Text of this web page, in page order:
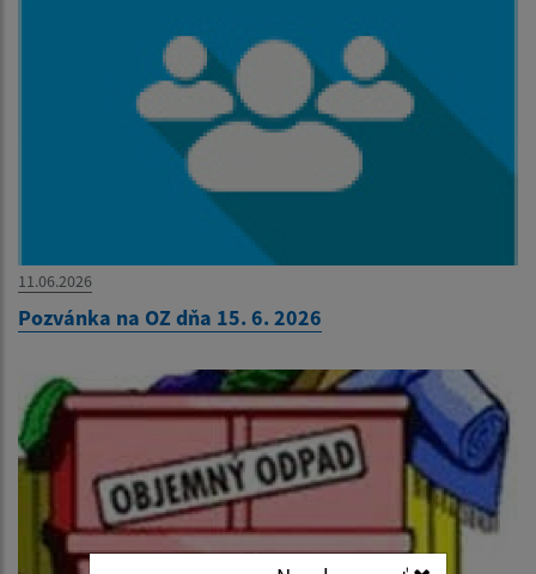
11.06.2026
Pozvánka na OZ dňa 15. 6. 2026